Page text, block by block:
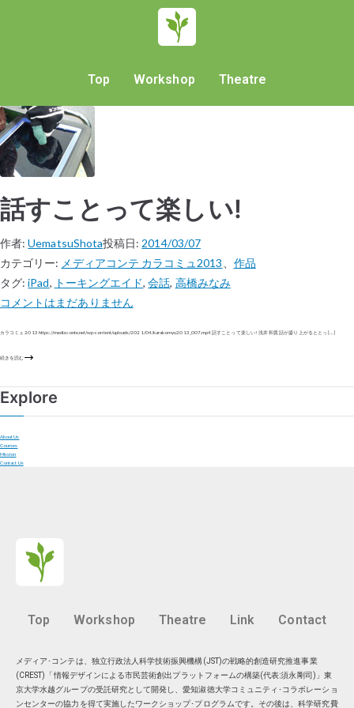
Top Workshop Theatre
話すことって楽しい!
作者:UematsuShota投稿日: 2014/03/07
カテゴリー: メディアコンテ カラコミュ2013
作品
タグ:iPad, トーキングエイド,会話, 高橋みなみ
コメントはまだありません
カラコミュ 2013 https://mediaconte.net/wp-content/uploads/2021/04/karakomyu2013_007.mp4 話すことって楽しい! 浅井 和貴 話が盛り上がるととっ […]
続きを読む
Explore
About Us
Courses
Mission
Contact Us
Top Workshop Theatre Link Contact
メディア･コンテは、独立行政法人科学技術振興機構(JST)の戦略的創造研究推進事業
(CREST)「情報デザインによる市民芸術創出プラットフォームの構築(代表:須永剛司)」東
京大学水越グループの受託研究として開発し、愛知淑徳大学コミュニティ･コラボレーショ
ンセンターの協力を得て実施したワークショップ･プログラムです。その後は、科学研究費